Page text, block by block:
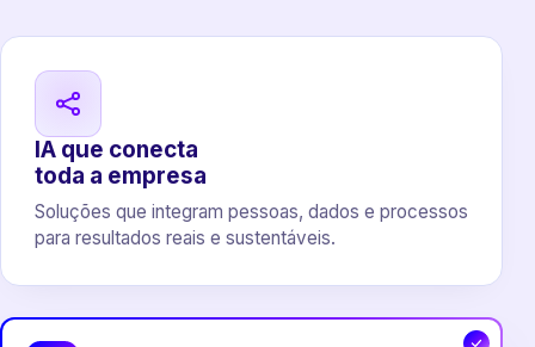
IA que conecta
toda a empresa
Soluções que integram pessoas, dados e processos
para resultados reais e sustentáveis.